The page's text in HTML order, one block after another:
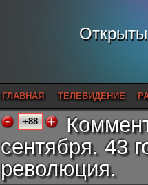
ГЛАВНАЯ ТЕЛЕВИДЕНИЕ
+88
сентября. 43
революция.